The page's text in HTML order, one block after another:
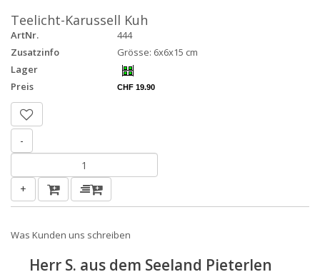
Teelicht-Karussell Kuh
ArtNr.
444
Zusatzinfo
Grösse: 6x6x15 cm
Lager
Preis
CHF 19.90
-
+
Was Kunden uns schreiben
Herr S. aus dem Seeland Pieterlen